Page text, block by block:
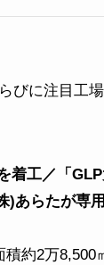
びに注目工
工／「
)あらたが専
約2万